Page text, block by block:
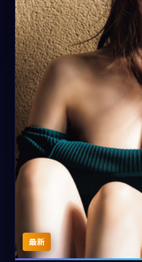
最新